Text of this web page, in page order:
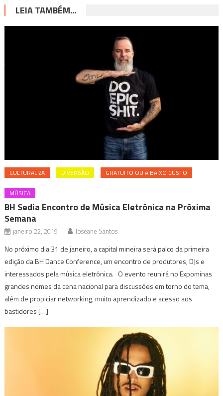
LEIA TAMBÉM...
CULTURALIZA DIVERSÃO GRATUITO OU A BAIXO CUSTO
MÚSICA
BH Sedia Encontro de Música Eletrônica na Próxima
Semana
janeiro 22, 2019 Joseane Santos
No próximo dia 31 de janeiro, a capital mineira será palco da primeira
edição da BH Dance Conference, um encontro de produtores, DJs e
interessados pela música eletrônica. O evento reunirá no Expominas
grandes nomes da cena nacional para discussões em torno do tema,
além de propiciar networking, muito aprendizado e acesso aos
bastidores […]